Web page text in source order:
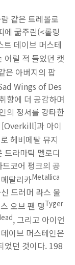
같은 트레몰로
에 굶주린(<롤링
트 데이브 머스테
어릴 적 들었던 캣
은 아버지의 팝
Wings of Des
향에 더 공감하며
의 정서를 강타한
[Overkill]과 아이
헤비메탈 뮤지
드라마틱 멜로디
코어 펑크의 공
탈리카Metallica
드러머 라스 울
오브 팬 탱Tyger
, 그리고 아이언
이브 머스테인은
었던 것이다. 198